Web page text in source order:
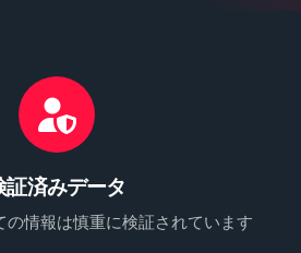
証済みデータ
の情報は慎重に検証されています